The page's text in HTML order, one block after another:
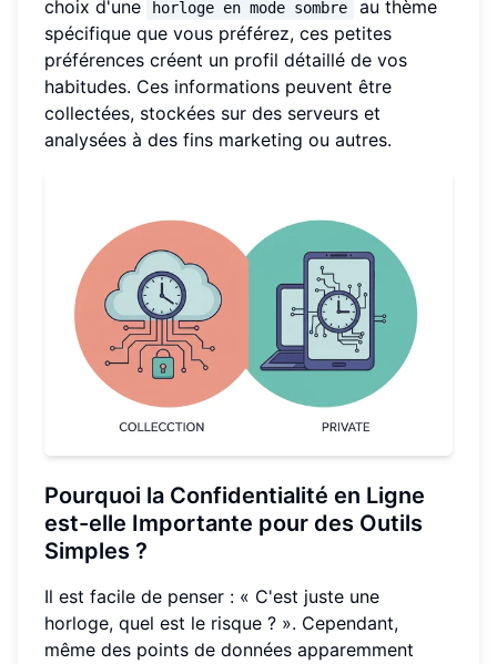
choix d'une
horloge en mode sombre
au thème
spécifique que vous préférez, ces petites
préférences créent un profil détaillé de vos
habitudes. Ces informations peuvent être
collectées, stockées sur des serveurs et
analysées à des fins marketing ou autres.
Pourquoi la Confidentialité en Ligne
est-elle Importante pour des Outils
Simples ?
Il est facile de penser : « C'est juste une
horloge, quel est le risque ? ». Cependant,
même des points de données apparemment